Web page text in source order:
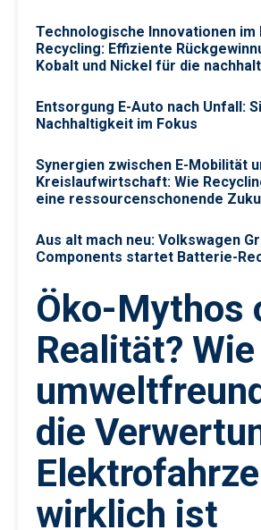
Technologische Innovationen im
Recycling: Effiziente
Kobalt und Nickel für die
Entsorgung E-Auto nach Unfall:
Nachhaltigkeit im Fokus
Synergien zwischen E-Mobilität
Kreislaufwirtschaft: Wie
eine ressourcenschonende
Aus alt mach neu: Volkswagen
Components startet Batterie-
Öko-Mythos
Realität? Wie
die
wirklich ist